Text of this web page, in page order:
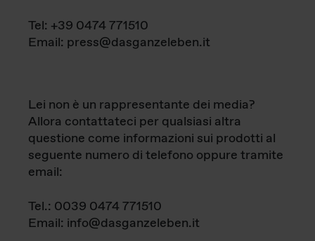
Tel: +39 0474 771510
Email: press@dasganzeleben.it
Lei non è un rappresentante dei media?
Allora contattateci per qualsiasi altra
questione come informazioni sui prodotti al
seguente numero di telefono oppure tramite
email:
Tel.: 0039 0474 771510
Email: info@dasganzeleben.it